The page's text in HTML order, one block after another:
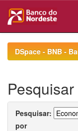
navigationDSpace - BNB -
Pesquisar
Pesquisar:
por